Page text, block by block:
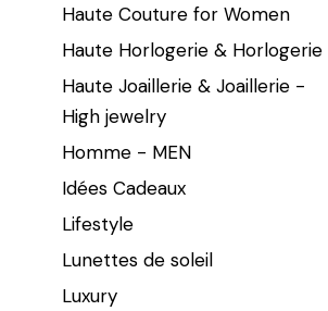
Haute Couture for Women
Haute Horlogerie & Horlogerie
Haute Joaillerie & Joaillerie -
High jewelry
Homme - MEN
Idées Cadeaux
Lifestyle
Lunettes de soleil
Luxury